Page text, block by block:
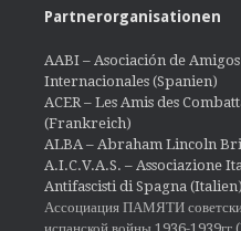
Partnerorganisationen
AABI – Asociación de
Internacionales (Spanien)
ACER – Les Amis des
(Frankreich)
ALBA – Abraham Lincoln
A.I.C.V.A.S. – Associazione
Antifascisti di Spagna (Italien)
Ассоциация ПАМЯТИ